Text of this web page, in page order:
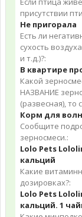
присутствии
Не пригорала
Есть ли
сухость
и т.д.)?:
В квартире
Какой
НАЗВАНИЕ
(развесная), то
Корм для
Сообщите
зерносмеси.:
Lolo Pets
кальций
Какие
дозировках?:
Lolo Pets
кальций. 1